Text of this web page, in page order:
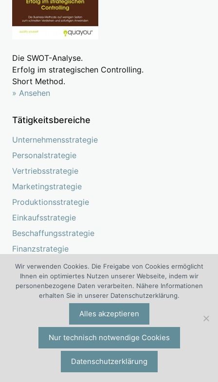
Die SWOT-Analyse.
Erfolg im strategischen Controlling.
Short Method.
» Ansehen
Tätigkeitsbereiche
Unternehmensstrategie
Personalstrategie
Vertriebsstrategie
Marketingstrategie
Produktionsstrategie
Einkaufsstrategie
Beschaffungsstrategie
Finanzstrategie
FuE-Strategie
IT-Strategie
Leadership
Variable Vergütung
Die 6. Auflage des Bestsellers über
variable Vergütungssysteme ist
jetzt im Handel erhältlich.
Wir verwenden Cookies. Die Freigabe von Cookies ermöglicht
Ihnen ein optimiertes Nutzen unserer Webseite, indem wir
personenbezogene Daten verarbeiten. Nähere Informationen
erhalten Sie in unserer Datenschutzerklärung.
Alles akzeptieren
Nur technisch notwendige Cookies
Datenschutzerklärung